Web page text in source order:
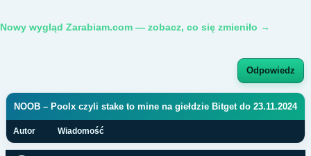
Nowy wygląd Zarabiam.com — zobacz, co się zmieniło →
Odpowiedz
NOOB – Poolx czyli stake to mine na giełdzie Bitget do 23.11.2024
Autor Wiadomość